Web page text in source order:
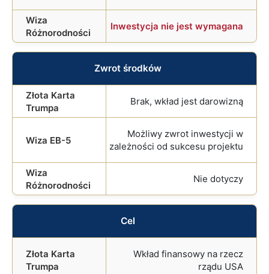
Inwestycja nie jest wymagana
Zwrot środków
Brak, wkład jest darowizną
Możliwy zwrot inwestycji w
zależności od sukcesu projektu
Nie dotyczy
Cel
Wkład finansowy na rzecz
rządu USA